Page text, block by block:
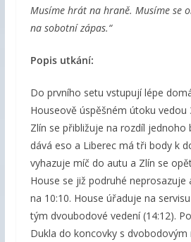
Musíme hrát na hraně. Musíme se
na sobotní zápas.“
Popis utkání:
Do prvního setu vstupují lépe
Houseově úspěšném útoku vedou
Zlín se přibližuje na rozdíl jednoho
dává eso a Liberec má tři body k
vyhazuje míč do autu a Zlín se
House se již podruhé neprosazuje
na 10:10. House úřaduje na
tým dvoubodové vedení (14:12).
Dukla do koncovky s dvobodovým